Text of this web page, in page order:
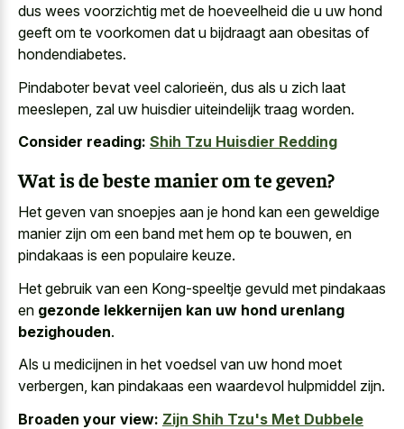
dus wees voorzichtig met de hoeveelheid die u uw hond
geeft om te voorkomen dat u bijdraagt aan obesitas of
hondendiabetes.
Pindaboter bevat veel calorieën, dus als u zich laat
meeslepen, zal uw huisdier uiteindelijk traag worden.
Consider reading: Shih Tzu Huisdier Redding
Wat is de beste manier om te geven?
Het geven van snoepjes aan je hond kan een geweldige
manier zijn om een band met hem op te bouwen, en
pindakaas is een populaire keuze.
Het gebruik van een Kong-speeltje gevuld met pindakaas
en gezonde lekkernijen kan uw hond urenlang
bezighouden.
Als u medicijnen in het voedsel van uw hond moet
verbergen, kan pindakaas een waardevol hulpmiddel zijn.
Broaden your view: Zijn Shih Tzu's Met Dubbele